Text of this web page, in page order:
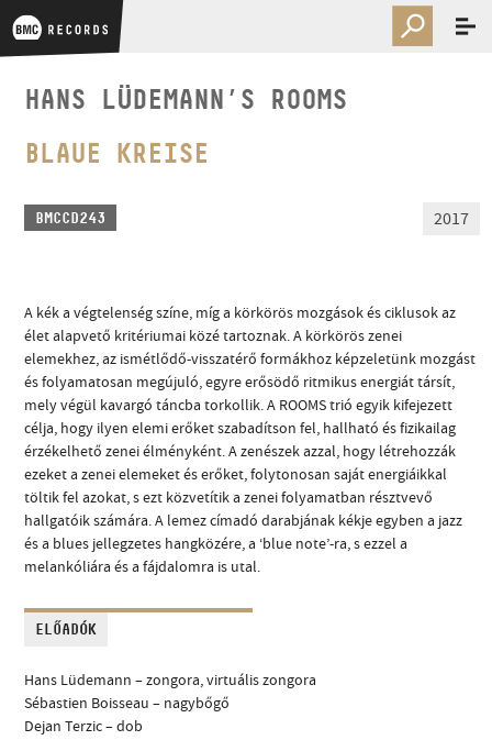
HANS LÜDEMANN’S ROOMS
BLAUE KREISE
BMCCD243 2017
A kék a végtelenség színe, míg a körkörös mozgások és ciklusok az
élet alapvető kritériumai közé tartoznak. A körkörös zenei
elemekhez, az ismétlődő-visszatérő formákhoz képzeletünk mozgást
és folyamatosan megújuló, egyre erősödő ritmikus energiát társít,
mely végül kavargó táncba torkollik. A ROOMS trió egyik kifejezett
célja, hogy ilyen elemi erőket szabadítson fel, hallható és fizikailag
érzékelhető zenei élményként. A zenészek azzal, hogy létrehozzák
ezeket a zenei elemeket és erőket, folytonosan saját energiáikkal
töltik fel azokat, s ezt közvetítik a zenei folyamatban résztvevő
hallgatóik számára. A lemez címadó darabjának kékje egyben a jazz
és a blues jellegzetes hangközére, a ‘blue note’-ra, s ezzel a
melankóliára és a fájdalomra is utal.
ELŐADÓK
Hans Lüdemann – zongora, virtuális zongora
Sébastien Boisseau – nagybőgő
Dejan Terzic – dob